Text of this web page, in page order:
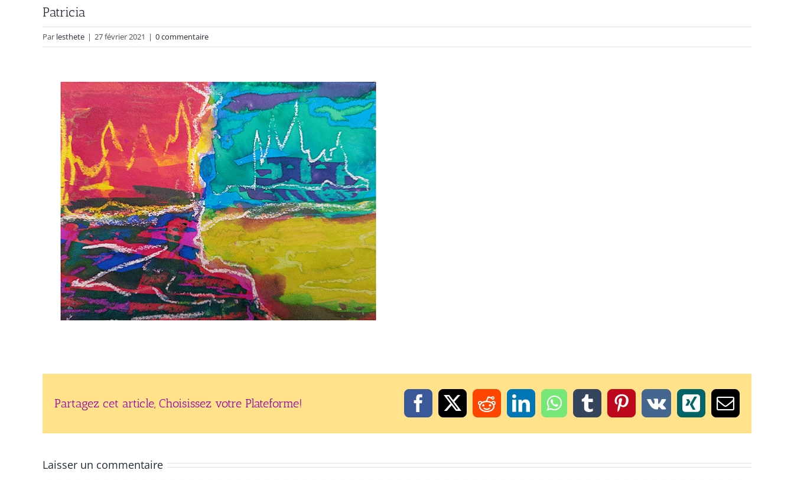
Patricia
Par lesthete | 27 février 2021 | 0 commentaire
Partagez cet article, Choisissez votre Plateforme! Facebook
X RedditLinkedInWhatsApp
TumblrPinterest
Vk XingEmail
Laisser un commentaire